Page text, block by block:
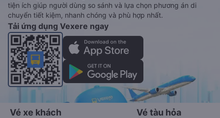
tiện ích giúp người dùng so sánh và lựa chọn phương án di
chuyển tiết kiệm, nhanh chóng và phù hợp nhất.
Tải ứng dụng Vexere ngay
Vé xe khách Vé tàu hỏa